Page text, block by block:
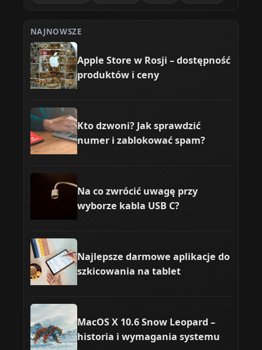
NAJNOWSZE
Apple Store w Rosji – dostępność
produktów i ceny
Kto dzwoni? Jak sprawdzić
numer i zablokować spam?
Na co zwrócić uwagę przy
wyborze kabla USB C?
Najlepsze darmowe aplikacje do
szkicowania na tablet
MacOS X 10.6 Snow Leopard –
historia i wymagania systemu